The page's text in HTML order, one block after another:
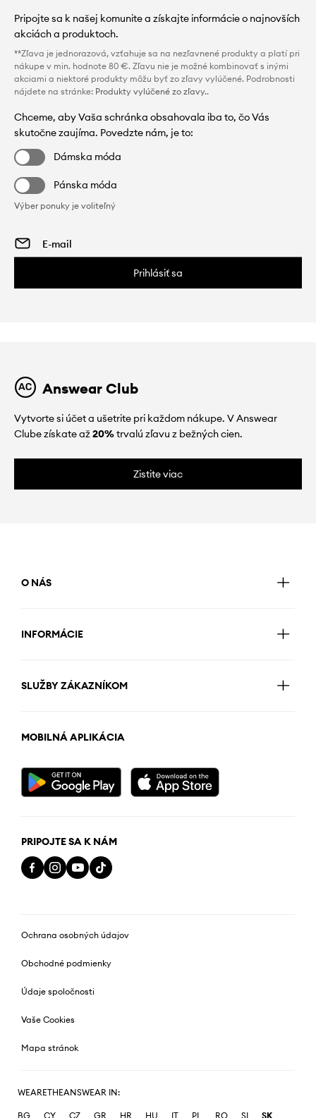
Pripojte sa k našej komunite a získajte informácie o najnovších
akciách a produktoch.
**Zľava je jednorazová, vzťahuje sa na nezľavnené produkty a platí pri
nákupe v min. hodnote 80 €. Zľavu nie je možné kombinovať s inými
akciami a niektoré produkty môžu byť zo zľavy vylúčené. Podrobnosti
nájdete na stránke: Produkty vylúčené zo zľavy..
Chceme, aby Vaša schránka obsahovala iba to, čo Vás
skutočne zaujíma. Povedzte nám, je to:
Dámska móda
Pánska móda
Výber ponuky je voliteľný
Prihlásiť sa
Answear Club
Vytvorte si účet a ušetrite pri každom nákupe. V Answear
Clube získate až20%trvalú zľavu z bežných cien.
Zistite viac
O NÁS
INFORMÁCIE
SLUŽBY ZÁKAZNÍKOM
MOBILNÁ APLIKÁCIA
PRIPOJTE SA K NÁM
Ochrana osobných údajov
Obchodné podmienky
Údaje spoločnosti
Vaše Cookies
Mapa stránok
WEARETHEANSWEAR IN:
BG CY CZ GR HR HU IT PL RO SI SK